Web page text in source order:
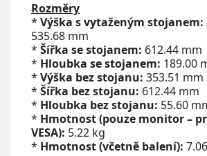
Rozměry
* Výška s vytaženým stojanem:
535.68 mm
* Šířka se stojanem: 612.44 mm
* Hloubka se stojanem: 189.00
* Výška bez stojanu: 353.51 mm
* Šířka bez stojanu: 612.44 mm
* Hloubka bez stojanu: 55.60
* Hmotnost (pouze monitor –
VESA): 5.22 kg
* Hmotnost (včetně balení):